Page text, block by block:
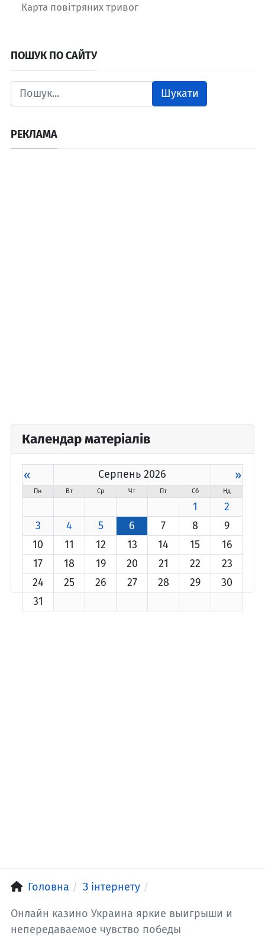
Карта повітряних тривог
ПОШУК ПО САЙТУ
Шукати
РЕКЛАМА
Календар матеріалів
« Серпень 2026 »
Пн Вт Ср Чт Пт Сб Нд
1
2
3
4 5 6 7 8
9
10
11 12 13 14 15
16
17
18 19 20 21 22
23
24
25 26 27 28 29
30
31
Головна З інтернету
Онлайн казино Украина яркие выигрыши и
непередаваемое чувство победы